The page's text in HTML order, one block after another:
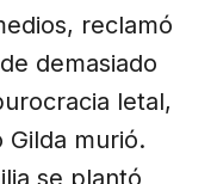
reclamó
demasiado
letal,
Gilda murió.
se plantó